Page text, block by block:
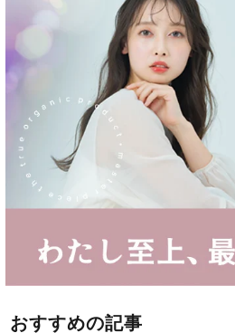
おすすめの記事